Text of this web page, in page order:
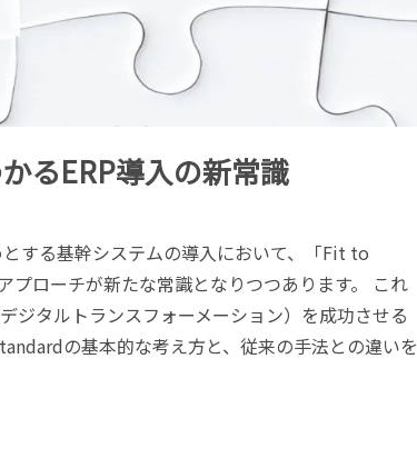
るERP導入の新常識
する基幹システムの導入において、「Fit to
ローチが新たな常識となりつつあります。 これ
ジタルトランスフォーメーション）を成功させる
の基本的な考え方と、従来の手法との違いを